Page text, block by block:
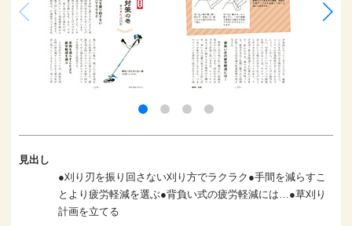
見出し
●刈り刃を振り回さない刈り方でラクラク●手間を減らすこ
とより疲労軽減を選ぶ●背負い式の疲労軽減には…●草刈り
計画を立てる